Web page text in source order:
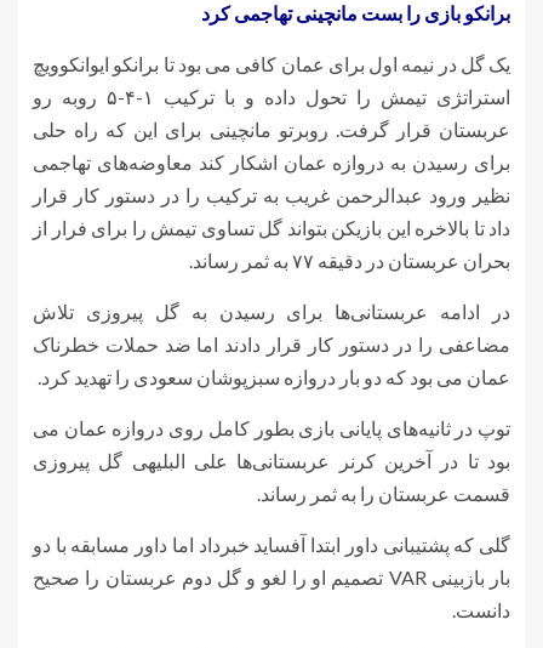
برانکو بازی را بست مانچینی تهاجمی کرد
یک گل در نیمه اول برای عمان کافی می بود تا برانکو ایوانکوویچ
استراتژی تیمش را تحول داده و با ترکیب ۱-۴-۵ روبه رو
عربستان قرار گرفت. روبرتو مانچینی برای این که راه حلی
برای رسیدن به دروازه عمان اشکار کند معاوضه‌های تهاجمی
نظیر ورود عبدالرحمن غریب به ترکیب را در دستور کار قرار
داد تا بالاخره این بازیکن بتواند گل تساوی تیمش را برای فرار از
بحران عربستان در دقیقه ۷۷ به ثمر رساند.
در ادامه عربستانی‌ها برای رسیدن به گل پیروزی تلاش
مضاعفی را در دستور کار قرار دادند اما ضد حملات خطرناک
عمان می بود که دو بار دروازه سبزپوشان سعودی را تهدید کرد.
توپ در ثانیه‌های پایانی بازی بطور کامل روی دروازه عمان می
بود تا در آخرین کرنر عربستانی‌ها علی البلیهی گل پیروزی
قسمت عربستان را به ثمر رساند.
گلی که پشتیبانی داور ابتدا آفساید خبرداد اما داور مسابقه با دو
بار بازبینی VAR تصمیم او را لغو و گل دوم عربستان را صحیح
دانست.